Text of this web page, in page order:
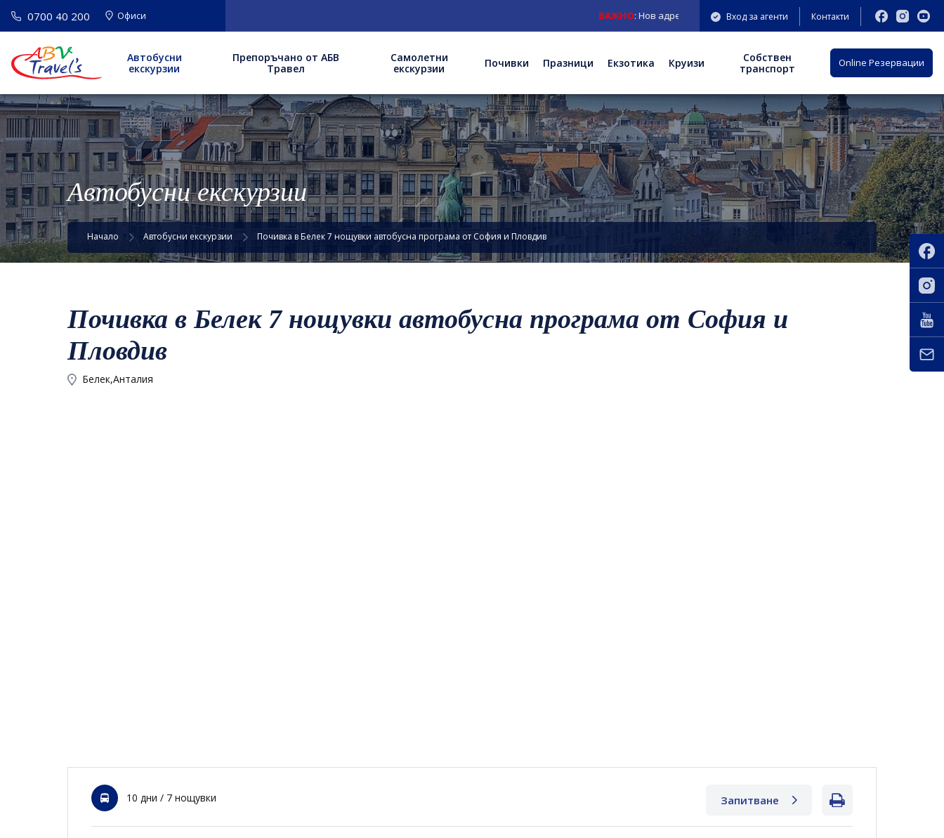
0700 40 200 Офиси : Нов адрес на офис София: бул. "Княгиня Мария Луиза" 9-11 ет.3;
Вход за агенти Контакти
Автобусни
екскурзии
Препоръчано от АБВ
Травел
Самолетни
екскурзии
Почивки Празници Екзотика Круизи
Собствен
транспорт
Оnline Резервации
Автобусни екскурзии
Начало Автобусни екскурзии Почивка в Белек 7 нощувки автобусна програма от София и Пловдив
Почивка в Белек 7 нощувки автобусна програма от София и
Пловдив
Белек,Анталия
10 дни / 7 нощувки Запитване